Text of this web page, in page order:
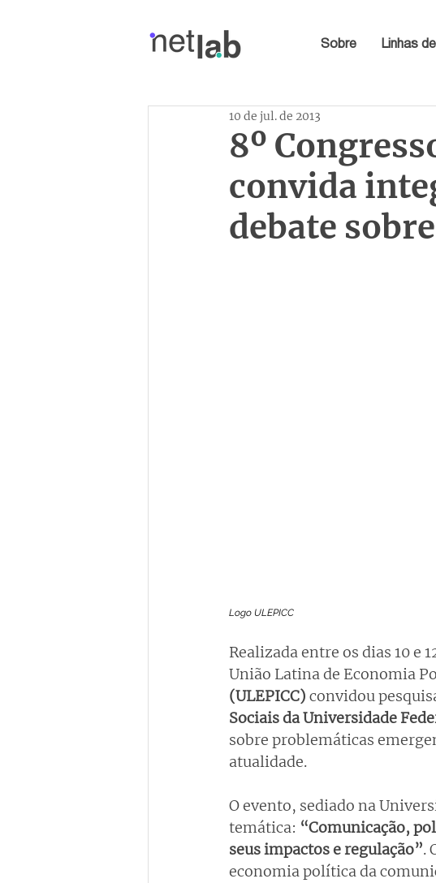
Sobre Linhas
8º
convida
debate
10 de jul. de 2013
Logo ULEPICC
Realizada entre os dias 10 e
União Latina de Economia
(ULEPICC) convidou
Sociais da Universidade
sobre problemáticas
atualidade.
O evento, sediado na
temática: “Comunicação,
seus impactos e regulação”.
economia política da